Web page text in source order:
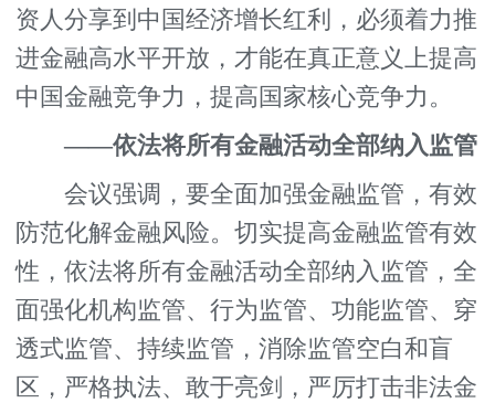
资人分享到中国经济增长红利，必须着力推
进金融高水平开放，才能在真正意义上提高
中国金融竞争力，提高国家核心竞争力。
——依法将所有金融活动全部纳入监管
会议强调，要全面加强金融监管，有效
防范化解金融风险。切实提高金融监管有效
性，依法将所有金融活动全部纳入监管，全
面强化机构监管、行为监管、功能监管、穿
透式监管、持续监管，消除监管空白和盲
区，严格执法、敢于亮剑，严厉打击非法金